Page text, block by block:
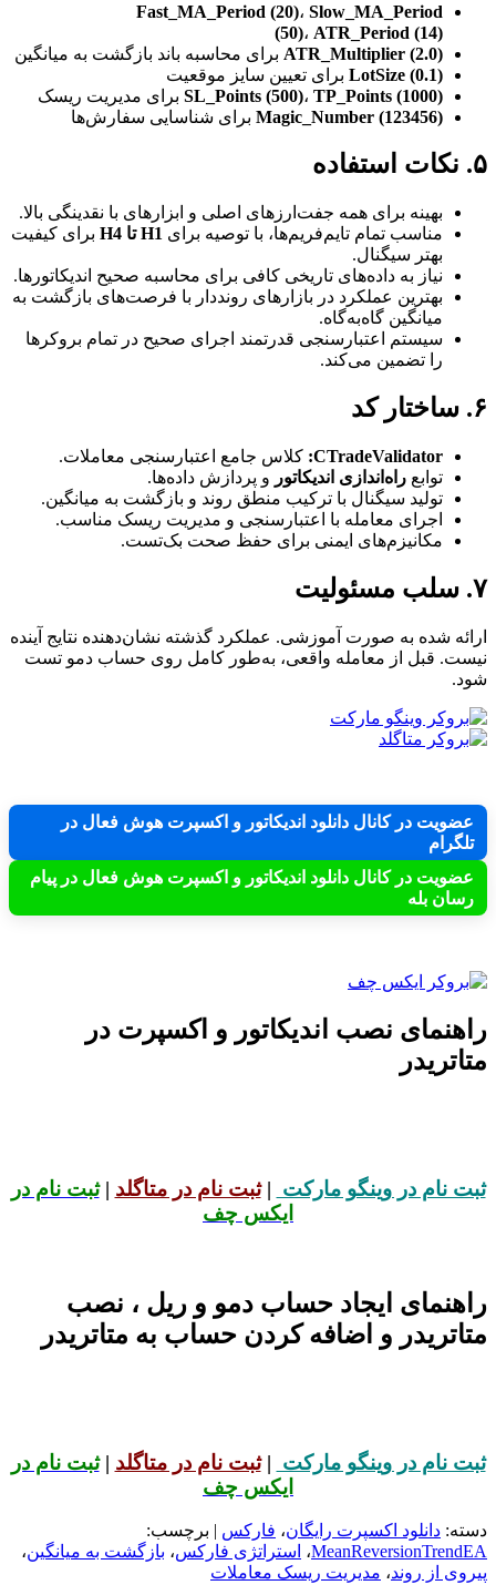
Fast_MA_Period (20)، Slow_MA_Period
(50)، ATR_Period (14)
ATR_Multiplier (2.0) برای محاسبه باند بازگشت به میانگین
LotSize (0.1) برای تعیین سایز موقعیت
SL_Points (500)، TP_Points (1000)
برای مدیریت ریسک
Magic_Number (123456) برای شناسایی سفارش‌ها
۵. نکات استفاده
بهینه برای همه جفت‌ارزهای اصلی و ابزارهای با نقدینگی بالا.
مناسب تمام تایم‌فریم‌ها، با توصیه برای H1 تا H4
برای کیفیت
بهتر سیگنال.
نیاز به داده‌های تاریخی کافی برای محاسبه صحیح اندیکاتورها.
بهترین عملکرد در بازارهای رونددار با فرصت‌های بازگشت به
میانگین گاه‌به‌گاه.
سیستم اعتبارسنجی قدرتمند اجرای صحیح در تمام بروکرها
را تضمین می‌کند.
۶. ساختار کد
CTradeValidator: کلاس جامع اعتبارسنجی معاملات.
توابع راه‌اندازی اندیکاتور و پردازش داده‌ها.
تولید سیگنال با ترکیب منطق روند و بازگشت به میانگین.
اجرای معامله با اعتبارسنجی و مدیریت ریسک مناسب.
مکانیزم‌های ایمنی برای حفظ صحت بک‌تست.
۷. سلب مسئولیت
ارائه شده به صورت آموزشی. عملکرد گذشته نشان‌دهنده نتایج آینده
نیست. قبل از معامله واقعی، به‌طور کامل روی حساب دمو تست
شود.
عضویت در کانال دانلود اندیکاتور و اکسپرت هوش فعال در
تلگرام
عضویت در کانال دانلود اندیکاتور و اکسپرت هوش فعال در پیام
رسان بله
راهنمای نصب اندیکاتور و اکسپرت در
متاتریدر
ثبت نام در وینگو مارکت |ثبت نام در متاگلد |ثبت نام در
ایکس چف
راهنمای ایجاد حساب دمو و ریل ، نصب
متاتریدر و اضافه کردن حساب به متاتریدر
ثبت نام در وینگو مارکت |ثبت نام در متاگلد |ثبت نام در
ایکس چف
دسته: دانلود اکسپرت رایگان، فارکس | برچسب:
MeanReversionTrendEA، استراتژی فارکس، بازگشت به میانگین،
پیروی از روند، مدیریت ریسک معاملات